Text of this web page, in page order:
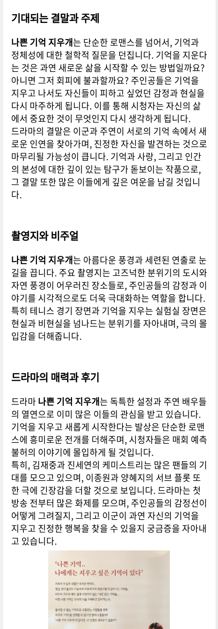
기대되는 결말과 주제
나쁜 기억 지우개는 단순한 로맨스를 넘어서, 기억과
정체성에 대한 철학적 질문을 던집니다. 기억을 지운다
는 것은 과연 새로운 삶을 시작할 수 있는 방법일까요?
아니면 그저 회피에 불과할까요? 주인공들은 기억을
지우고 나서도 자신들이 피하고 싶었던 감정과 현실을
다시 마주하게 됩니다. 이를 통해 시청자는 자신의 삶
에서 중요한 것이 무엇인지 다시 생각하게 됩니다.
드라마의 결말은 이군과 주연이 서로의 기억 속에서 새
로운 인연을 찾아가며, 진정한 자신을 발견하는 것으로
마무리될 가능성이 큽니다. 기억과 사랑, 그리고 인간
의 본성에 대한 깊이 있는 탐구가 돋보이는 작품으로,
그 결말 또한 많은 이들에게 깊은 여운을 남길 것입니
다.
촬영지와 비주얼
나쁜 기억 지우개는 아름다운 풍경과 세련된 연출로 눈
길을 끕니다. 주요 촬영지는 고즈넉한 분위기의 도시와
자연 풍경이 어우러진 장소들로, 주인공들의 감정과 이
야기를 시각적으로도 더욱 극대화하는 역할을 합니다.
특히 테니스 경기 장면과 기억을 지우는 실험실 장면은
현실과 비현실을 넘나드는 분위기를 자아내며, 극의 몰
입감을 더해줍니다.
드라마의 매력과 후기
드라마 나쁜 기억 지우개는 독특한 설정과 주연 배우들
의 열연으로 이미 많은 이들의 관심을 받고 있습니다.
기억을 지우고 새롭게 시작한다는 발상은 단순한 로맨
스에 흥미로운 전개를 더해주며, 시청자들은 매회 예측
불허의 이야기에 몰입하게 될 것입니다.
특히, 김재중과 진세연의 케미스트리는 많은 팬들의 기
대를 모으고 있으며, 이종원과 양혜지의 서브 플롯 또
한 극에 긴장감을 더할 것으로 보입니다. 드라마는 첫
방송 전부터 많은 화제를 모으며, 주인공들의 감정선이
어떻게 그려질지, 그리고 이군이 과연 자신의 기억을
지우고 진정한 행복을 찾을 수 있을지 궁금증을 자아내
고 있습니다.